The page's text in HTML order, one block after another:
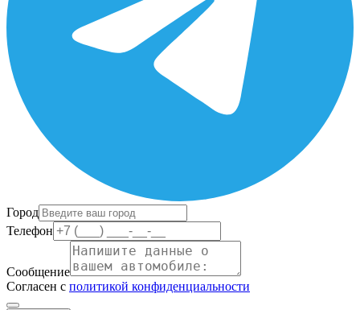
Город
Телефон
Сообщение
Согласен с политикой конфиденциальности